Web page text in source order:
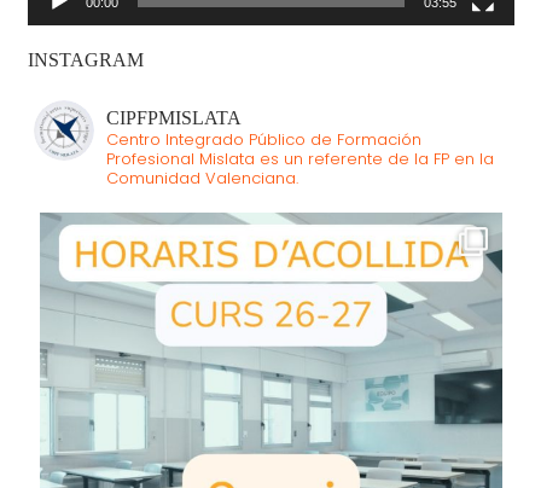
INSTAGRAM
CIPFPMISLATA
Centro Integrado Público de Formación
Profesional Mislata es un referente de la FP en la
Comunidad Valenciana.